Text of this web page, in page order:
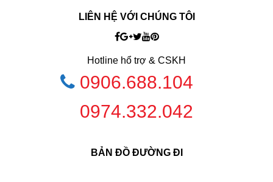
LIÊN HỆ VỚI CHÚNG TÔI
Hotline hổ trợ & CSKH
0906.688.104
0974.332.042
BẢN ĐỒ ĐƯỜNG ĐI